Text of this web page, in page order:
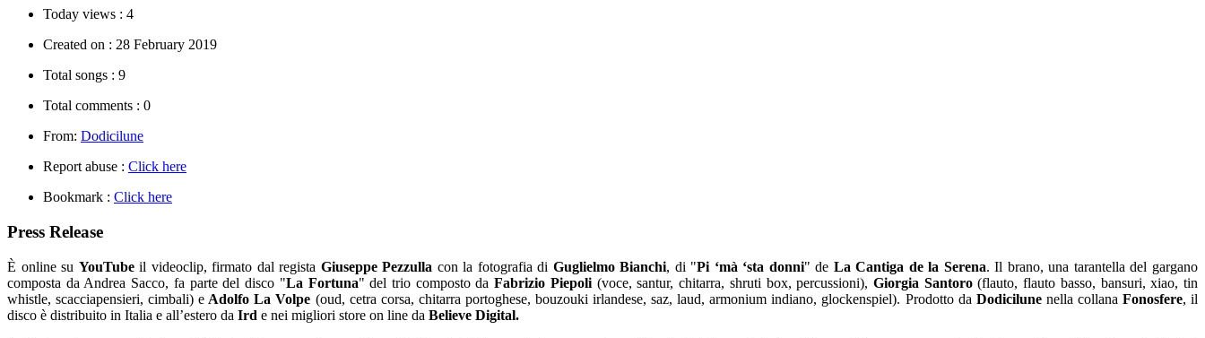
Today views : 4
Created on : 28 February 2019
Total songs : 9
Total comments : 0
From: Dodicilune
Report abuse : Click here
Bookmark : Click here
Press Release
È online su YouTubeil videoclip, firmato dal regista Giuseppe Pezzulla con la fotografia di Guglielmo Bianchi, di "Pi ‘mà ‘sta donni" de La Cantiga de la Serena. Il brano, una tarantella del gargano
composta da Andrea Sacco, fa parte del disco "La Fortuna" del trio composto daFabrizio Piepoli (voce, santur, chitarra, shruti box, percussioni), Giorgia Santoro(flauto, flauto basso, bansuri, xiao, tin
whistle, scacciapensieri, cimbali) e Adolfo La Volpe (oud, cetra corsa, chitarra portoghese, bouzouki irlandese, saz, laud, armonium indiano, glockenspiel). Prodotto da Dodicilunenella collana Fonosfere, il
disco è distribuito in Italia e all’estero da Ird e nei migliori store on line da Believe Digital.